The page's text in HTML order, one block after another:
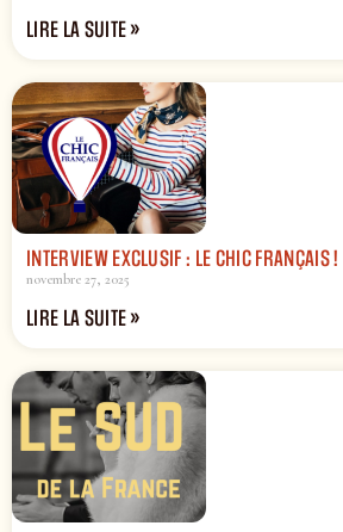
LIRE LA SUITE »
INTERVIEW EXCLUSIF : LE CHIC FRANÇAIS !
novembre 27, 2025
LIRE LA SUITE »